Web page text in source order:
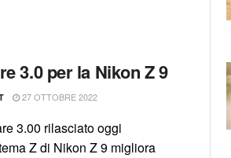
3.0 per la Nikon Z 9
27 OTTOBRE 2022
3.00 rilasciato oggi
Z di Nikon Z 9 migliora